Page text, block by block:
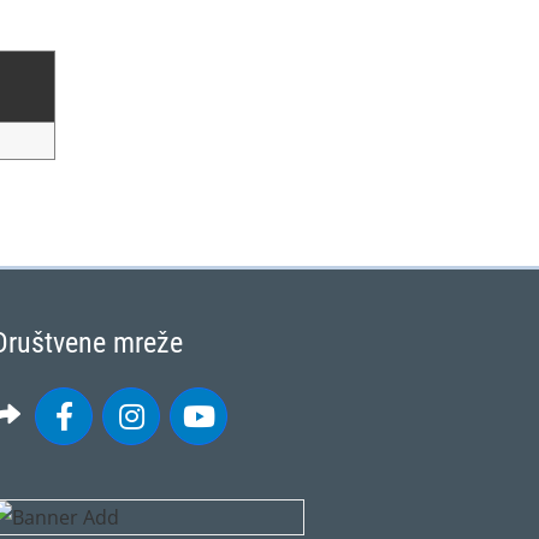
mreže